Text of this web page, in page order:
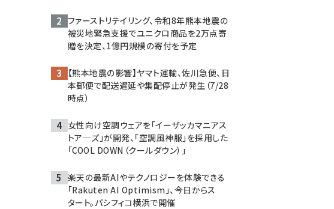
ファーストリテイリング、令和8年熊本地震の
被災地緊急支援でユニクロ商品を2万点寄
贈を決定、1億円規模の寄付を予定
【熊本地震の影響】ヤマト運輸、佐川急便、日
本郵便で配送遅延や集配停止が発生（7/28
時点）
女性向け空調ウェアを「イーザッカマニアス
トア―ズ」が開発、「空調風神服」を採用した
「COOL DOWN（クールダウン）」
楽天の最新AIやテクノロジーを体験できる
「Rakuten AI Optimism」、今日からス
タート。パシフィコ横浜で開催